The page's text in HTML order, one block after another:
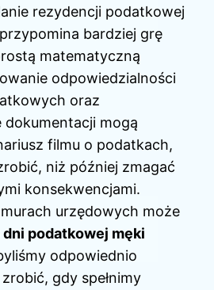
rezydencji podatkowej
bardziej grę
matematyczną
odpowiedzialności
oraz
mogą
filmu o podatkach,
niż później zmagać
konsekwencjami.
urzędowych może
dni podatkowej męki
odpowiednio
gdy spełnimy